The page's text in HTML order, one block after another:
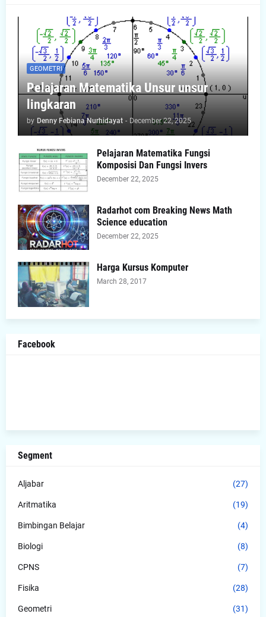
GEOMETRI
Pelajaran Matematika Unsur unsur
lingkaran
by Denny Febiana Nurhidayat - December 22, 2025
Pelajaran Matematika Fungsi
Komposisi Dan Fungsi Invers
December 22, 2025
Radarhot com Breaking News Math
Science education
December 22, 2025
Harga Kursus Komputer
March 28, 2017
Facebook
Segment
Aljabar (27)
Aritmatika (19)
Bimbingan Belajar (4)
Biologi (8)
CPNS (7)
Fisika (28)
Geometri (31)